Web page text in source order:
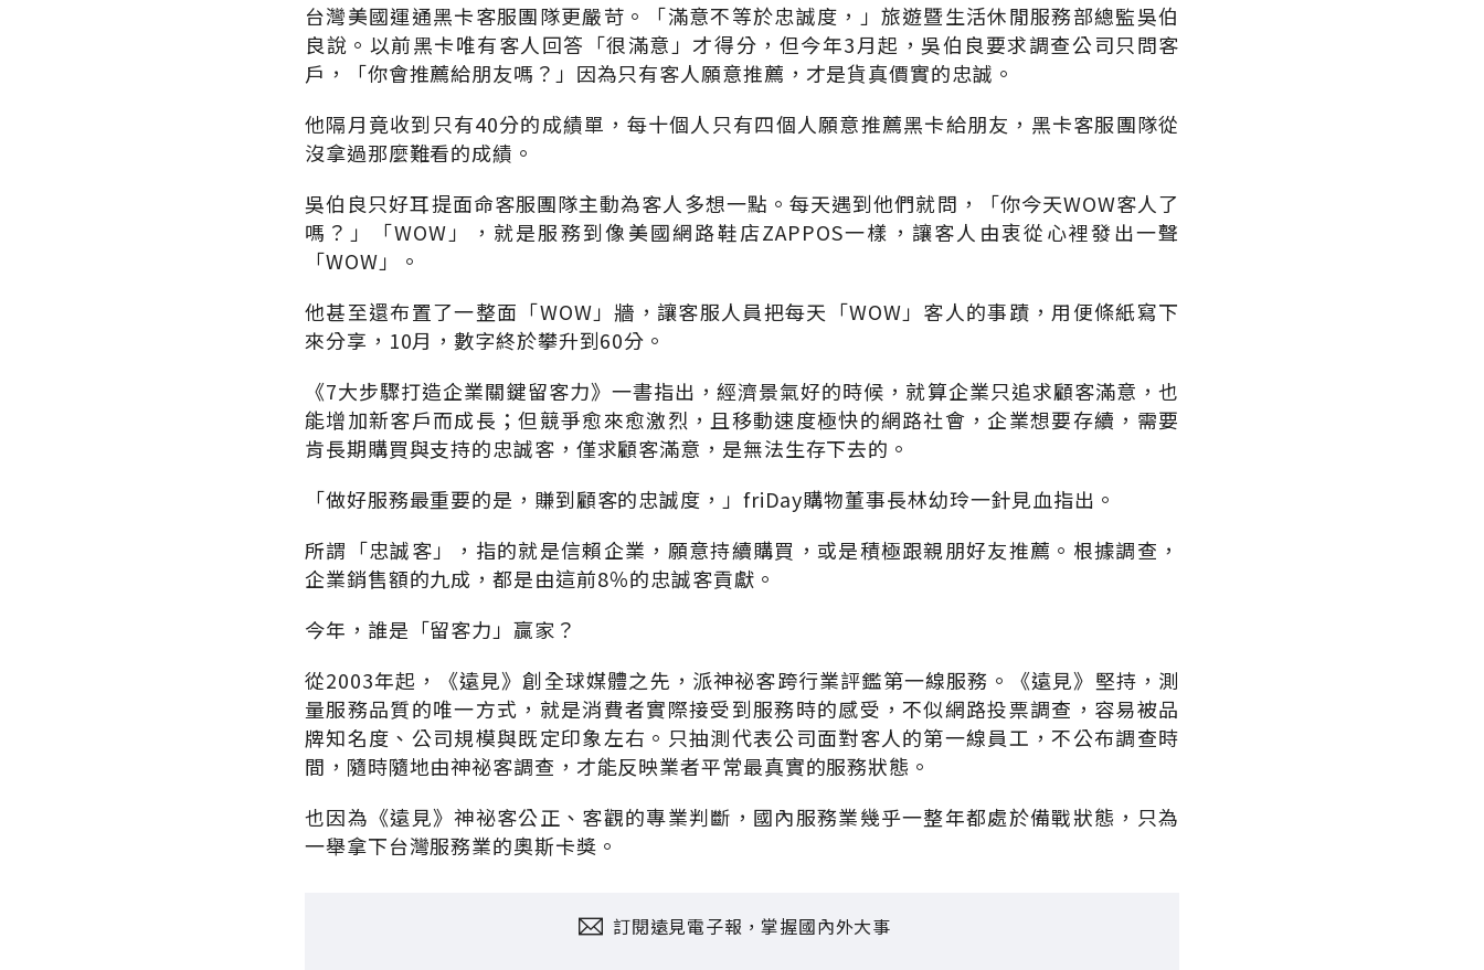
台灣美國運通黑卡客服團隊更嚴苛。「滿意不等於忠誠度，」旅遊暨生活休閒服務部總監吳伯
良說。以前黑卡唯有客人回答「很滿意」才得分，但今年3月起，吳伯良要求調查公司只問客
戶，「你會推薦給朋友嗎？」因為只有客人願意推薦，才是貨真價實的忠誠。
他隔月竟收到只有40分的成績單，每十個人只有四個人願意推薦黑卡給朋友，黑卡客服團隊從
沒拿過那麼難看的成績。
吳伯良只好耳提面命客服團隊主動為客人多想一點。每天遇到他們就問，「你今天WOW客人了
嗎？」「WOW」，就是服務到像美國網路鞋店ZAPPOS一樣，讓客人由衷從心裡發出一聲
「WOW」。
他甚至還布置了一整面「WOW」牆，讓客服人員把每天「WOW」客人的事蹟，用便條紙寫下
來分享，10月，數字終於攀升到60分。
《7大步驟打造企業關鍵留客力》一書指出，經濟景氣好的時候，就算企業只追求顧客滿意，也
能增加新客戶而成長；但競爭愈來愈激烈，且移動速度極快的網路社會，企業想要存續，需要
肯長期購買與支持的忠誠客，僅求顧客滿意，是無法生存下去的。
「做好服務最重要的是，賺到顧客的忠誠度，」friDay購物董事長林幼玲一針見血指出。
所謂「忠誠客」，指的就是信賴企業，願意持續購買，或是積極跟親朋好友推薦。根據調查，
企業銷售額的九成，都是由這前8％的忠誠客貢獻。
今年，誰是「留客力」贏家？
從2003年起，《遠見》創全球媒體之先，派神祕客跨行業評鑑第一線服務。《遠見》堅持，測
量服務品質的唯一方式，就是消費者實際接受到服務時的感受，不似網路投票調查，容易被品
牌知名度、公司規模與既定印象左右。只抽測代表公司面對客人的第一線員工，不公布調查時
間，隨時隨地由神祕客調查，才能反映業者平常最真實的服務狀態。
也因為《遠見》神祕客公正、客觀的專業判斷，國內服務業幾乎一整年都處於備戰狀態，只為
一舉拿下台灣服務業的奧斯卡獎。
訂閱遠見電子報，掌握國內外大事